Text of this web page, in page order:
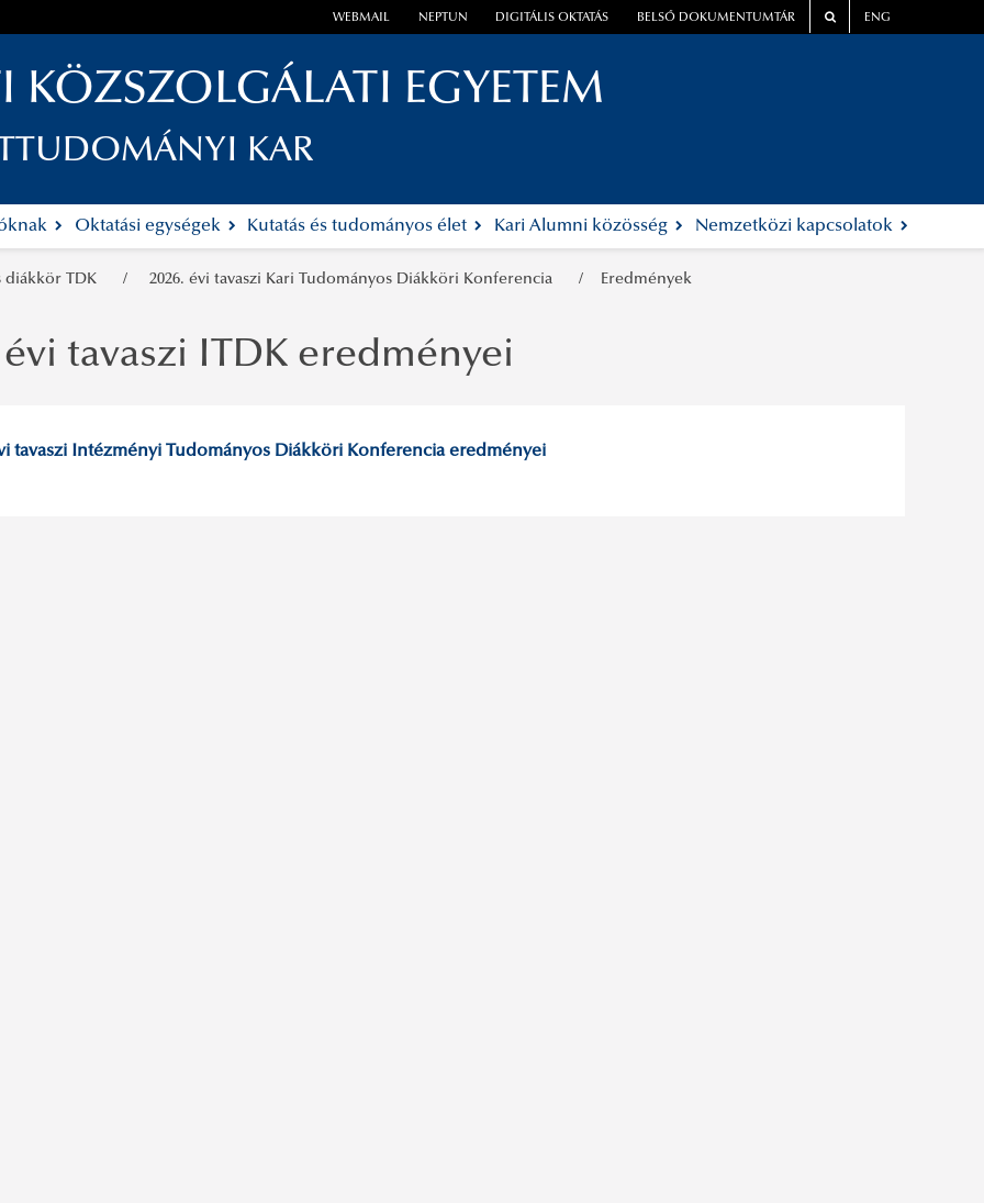
WEBMAIL NEPTUN DIGITÁLIS OKTATÁS BELSŐ DOKUMENTUMTÁR ENG
KÖZSZOLGÁLATI EGYETEM
KAR
Oktatási egységek Kutatás és tudományos élet Kari Alumni közösség Nemzetközi kapcsolatok
diákkör TDK 2026. évi tavaszi Kari Tudományos Diákköri Konferencia Eredmények
évi tavaszi ITDK eredményei
tavaszi Intézményi Tudományos Diákköri Konferencia eredményei